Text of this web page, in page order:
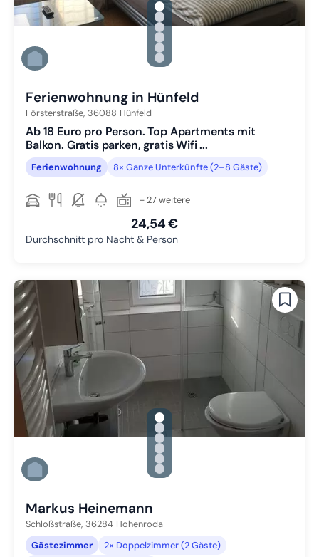
gallery.slide_selector
Zu Slide 1 wechseln
Zu Slide 2 wechseln
Zu Slide 3 wechseln
Zu Slide 4 wechseln
Zu Slide 5 wechseln
Zu Slide 6 wechseln
Ferienwohnung in Hünfeld
Försterstraße, 36088 Hünfeld
Ab 18 Euro pro Person. Top Apartments mit
Balkon. Gratis parken, gratis Wifi ...
Ferienwohnung 8× Ganze Unterkünfte (2–8 Gäste)
+ 27 weitere
24,54 €
Durchschnitt pro Nacht & Person
gallery.slide_selector
Zu Slide 1 wechseln
Zu Slide 2 wechseln
Zu Slide 3 wechseln
Zu Slide 4 wechseln
Zu Slide 5 wechseln
Zu Slide 6 wechseln
Markus Heinemann
Schloßstraße, 36284 Hohenroda
Gästezimmer
2× Doppelzimmer (2 Gäste)